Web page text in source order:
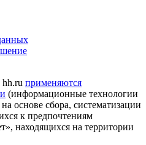
применяются
(информационные технологии
основе сбора, систематизации
к предпочтениям
находящихся на территории